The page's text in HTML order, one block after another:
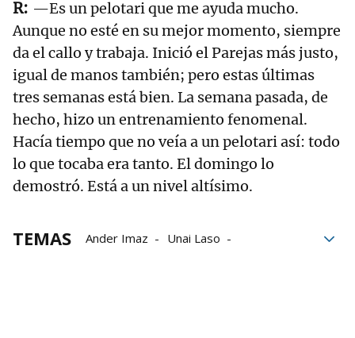
—Es un pelotari que me ayuda mucho.
Aunque no esté en su mejor momento, siempre
da el callo y trabaja. Inició el Parejas más justo,
igual de manos también; pero estas últimas
tres semanas está bien. La semana pasada, de
hecho, hizo un entrenamiento fenomenal.
Hacía tiempo que no veía a un pelotari así: todo
lo que tocaba era tanto. El domingo lo
demostró. Está a un nivel altísimo.
TEMAS Ander Imaz
Unai Laso